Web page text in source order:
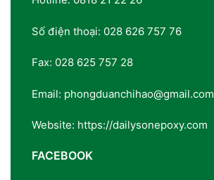
Số điện thoại: 028 626 757 76
Fax: 028 625 757 28
Email: phongduanchihao@gmail.com
Website: https://dailysonepoxy.com
FACEBOOK